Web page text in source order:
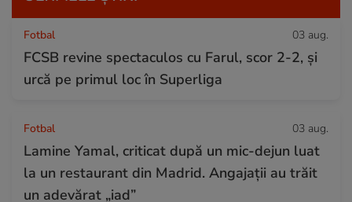
Fotbal 03 aug.
FCSB revine spectaculos cu Farul, scor 2-2, și
urcă pe primul loc în Superliga
Fotbal 03 aug.
Lamine Yamal, criticat după un mic-dejun luat
la un restaurant din Madrid. Angajații au trăit
un adevărat „iad”